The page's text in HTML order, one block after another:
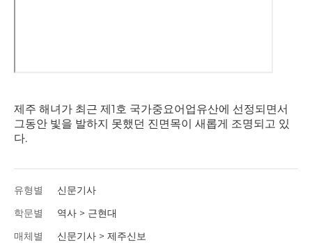
제주 해녀가 최근 제1호 국가중요어업유산에 선정되면서
그동안 빛을 발하지 못했던 진면목이 새롭게 조명되고 있
다.
유형별
신문기사
학문별
역사 > 근현대
매체별
신문기사 > 제주신보